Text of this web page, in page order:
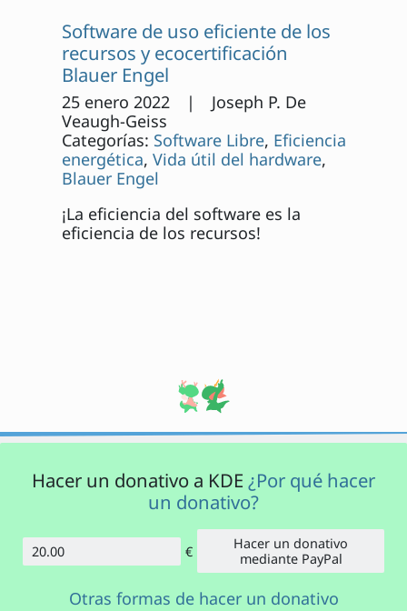
Software de uso eficiente de los
recursos y ecocertificación
Blauer Engel
25 enero 2022 | Joseph P. De
Veaugh-Geiss
Categorías: Software Libre, Eficiencia
energética, Vida útil del hardware,
Blauer Engel
¡La eficiencia del software es la
eficiencia de los recursos!
Hacer un donativo a KDE ¿Por qué hacer
un donativo?
Cantidad
€
Hacer un donativo
mediante PayPal
Otras formas de hacer un donativo